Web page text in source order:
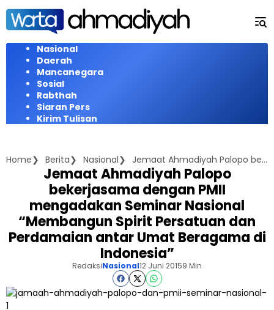
Langsung
konten
Nasional
Daerah
Mancanegara
Sosial
Rabthah
Siaran Pers
Kirim Tulisan
Home Berita Nasional Jemaat Ahmadiyah Palopo bekerjasama dengan PMII mengadakan Seminar Nasional "Membangun Spirit Persatuan dan Perdamaian antar Umat Beragama di Indonesia"
Jemaat Ahmadiyah Palopo
bekerjasama dengan PMII
mengadakan Seminar Nasional
“Membangun Spirit Persatuan dan
Perdamaian antar Umat Beragama di
Indonesia”
RedaksiNasional12 Juni 20159 Min